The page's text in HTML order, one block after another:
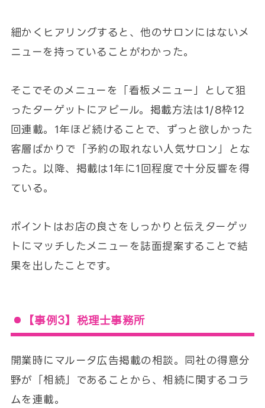
細かくヒアリングすると、他のサロンにはないメ
ニューを持っていることがわかった。
そこでそのメニューを「看板メニュー」として狙
ったターゲットにアピール。掲載方法は1/8枠12
回連載。1年ほど続けることで、ずっと欲しかった
客層ばかりで「予約の取れない人気サロン」とな
った。以降、掲載は1年に1回程度で十分反響を得
ている。
ポイントはお店の良さをしっかりと伝えターゲッ
トにマッチしたメニューを誌面提案することで結
果を出したことです。
【事例3】税理士事務所
開業時にマルータ広告掲載の相談。同社の得意分
野が「相続」であることから、相続に関するコラ
ムを連載。